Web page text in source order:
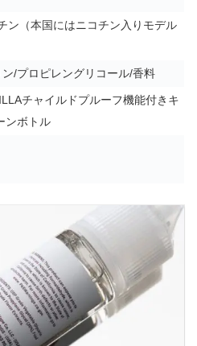
ン（本国にはニコチン入りモデル
/プロピレングリコール/香料
チャイルドプルーフ機能付きキ
ンボトル